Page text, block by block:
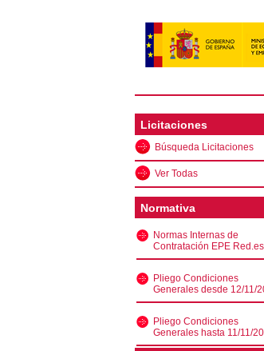
Licitaciones
Búsqueda Licitaciones
Ver Todas
Normativa
Normas Internas de
Contratación EPE Red.es
Pliego Condiciones
Generales desde 12/11/
Pliego Condiciones
Generales hasta 11/11/